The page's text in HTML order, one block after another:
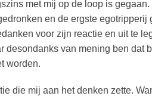
met mij op de loop is
en de ergste egotripperij
voor zijn reactie en uit te
desondanks van mening ben dat
worden.
die mij aan het denken zette.